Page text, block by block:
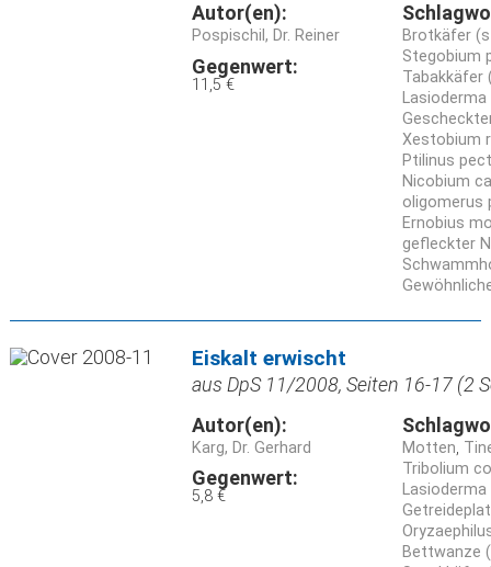
Autor(en):
Pospischil, Dr. Reiner
Gegenwert:
11,5 €
Brotkäfer
Stegobium
Tabakkäfer
Xestobium
Ptilinus
Nicobium
oligomerus
Ernobius
gefleckter
Eiskalt erwischt
aus DpS 11/2008, Seiten 16-17 (2
Autor(en):
Karg, Dr. Gerhard
Gegenwert:
5,8 €
Motten
Tribolium
Bettwanze